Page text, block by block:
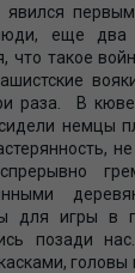
явился
еще
что такое
раза. В
немцы
для игры в
позади